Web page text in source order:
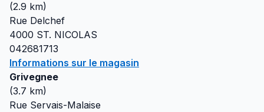
(2.9 km)
Rue Delchef
4000 ST. NICOLAS
042681713
Informations sur le magasin
Grivegnee
(3.7 km)
Rue Servais-Malaise